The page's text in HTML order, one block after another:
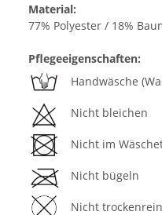
Material:
77% Polyester / 18%
Pflegeeigenschaften:
Handwäsche
Nicht bleichen
Nicht im
Nicht bügeln
Nicht